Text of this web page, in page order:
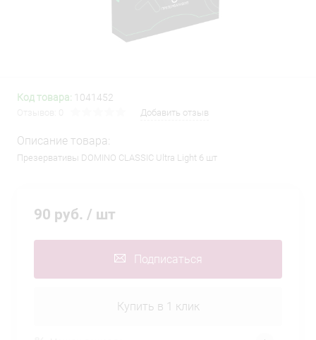
Код товара: 1041452
Добавить отзыв
Описание товара:
Презервативы DOMINO CLASSIC Ultra Light 6 шт
90 руб. / шт
Подписаться
Купить в 1 клик